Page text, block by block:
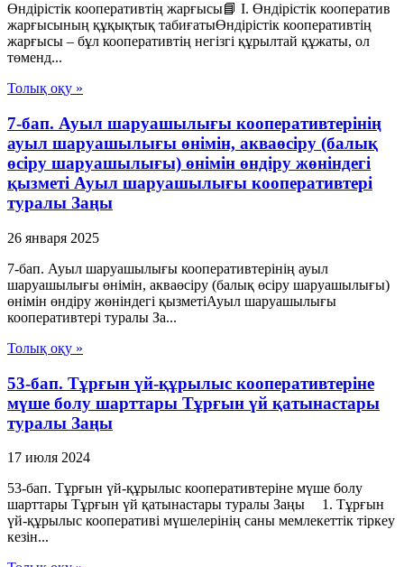
Өндірістік кооперативтің жарғысы📘 I. Өндірістік кооператив
жарғысының құқықтық табиғатыӨндірістік кооперативтің
жарғысы – бұл кооперативтің негізгі құрылтай құжаты, ол
төменд...
Толық оқу »
7-бап. Ауыл шаруашылығы кооперативтерінің
ауыл шаруашылығы өнімін, акваөсіру (балық
өсіру шаруашылығы) өнімін өндіру жөніндегі
қызметі Ауыл шаруашылығы кооперативтері
туралы Заңы
26 января 2025
7-бап. Ауыл шаруашылығы кооперативтерінің ауыл
шаруашылығы өнімін, акваөсіру (балық өсіру шаруашылығы)
өнімін өндіру жөніндегі қызметіАуыл шаруашылығы
кооперативтері туралы За...
Толық оқу »
53-бап. Тұрғын үй-құрылыс кооперативтеріне
мүше болу шарттары Тұрғын үй қатынастары
туралы Заңы
17 июля 2024
53-бап. Тұрғын үй-құрылыс кооперативтеріне мүше болу
шарттары Тұрғын үй қатынастары туралы Заңы 1. Тұрғын
үй-құрылыс кооперативі мүшелерінің саны мемлекеттік тіркеу
кезін...